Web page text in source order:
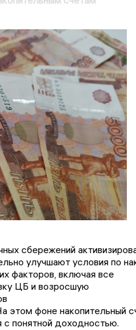
сбережений
улучшают условия по
факторов, включая все
ЦБ и возросшую
этом фоне накопительный
понятной доходностью.